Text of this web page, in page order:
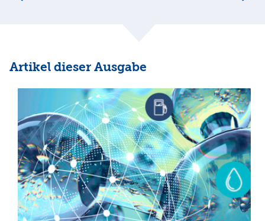
Artikel dieser Ausgabe